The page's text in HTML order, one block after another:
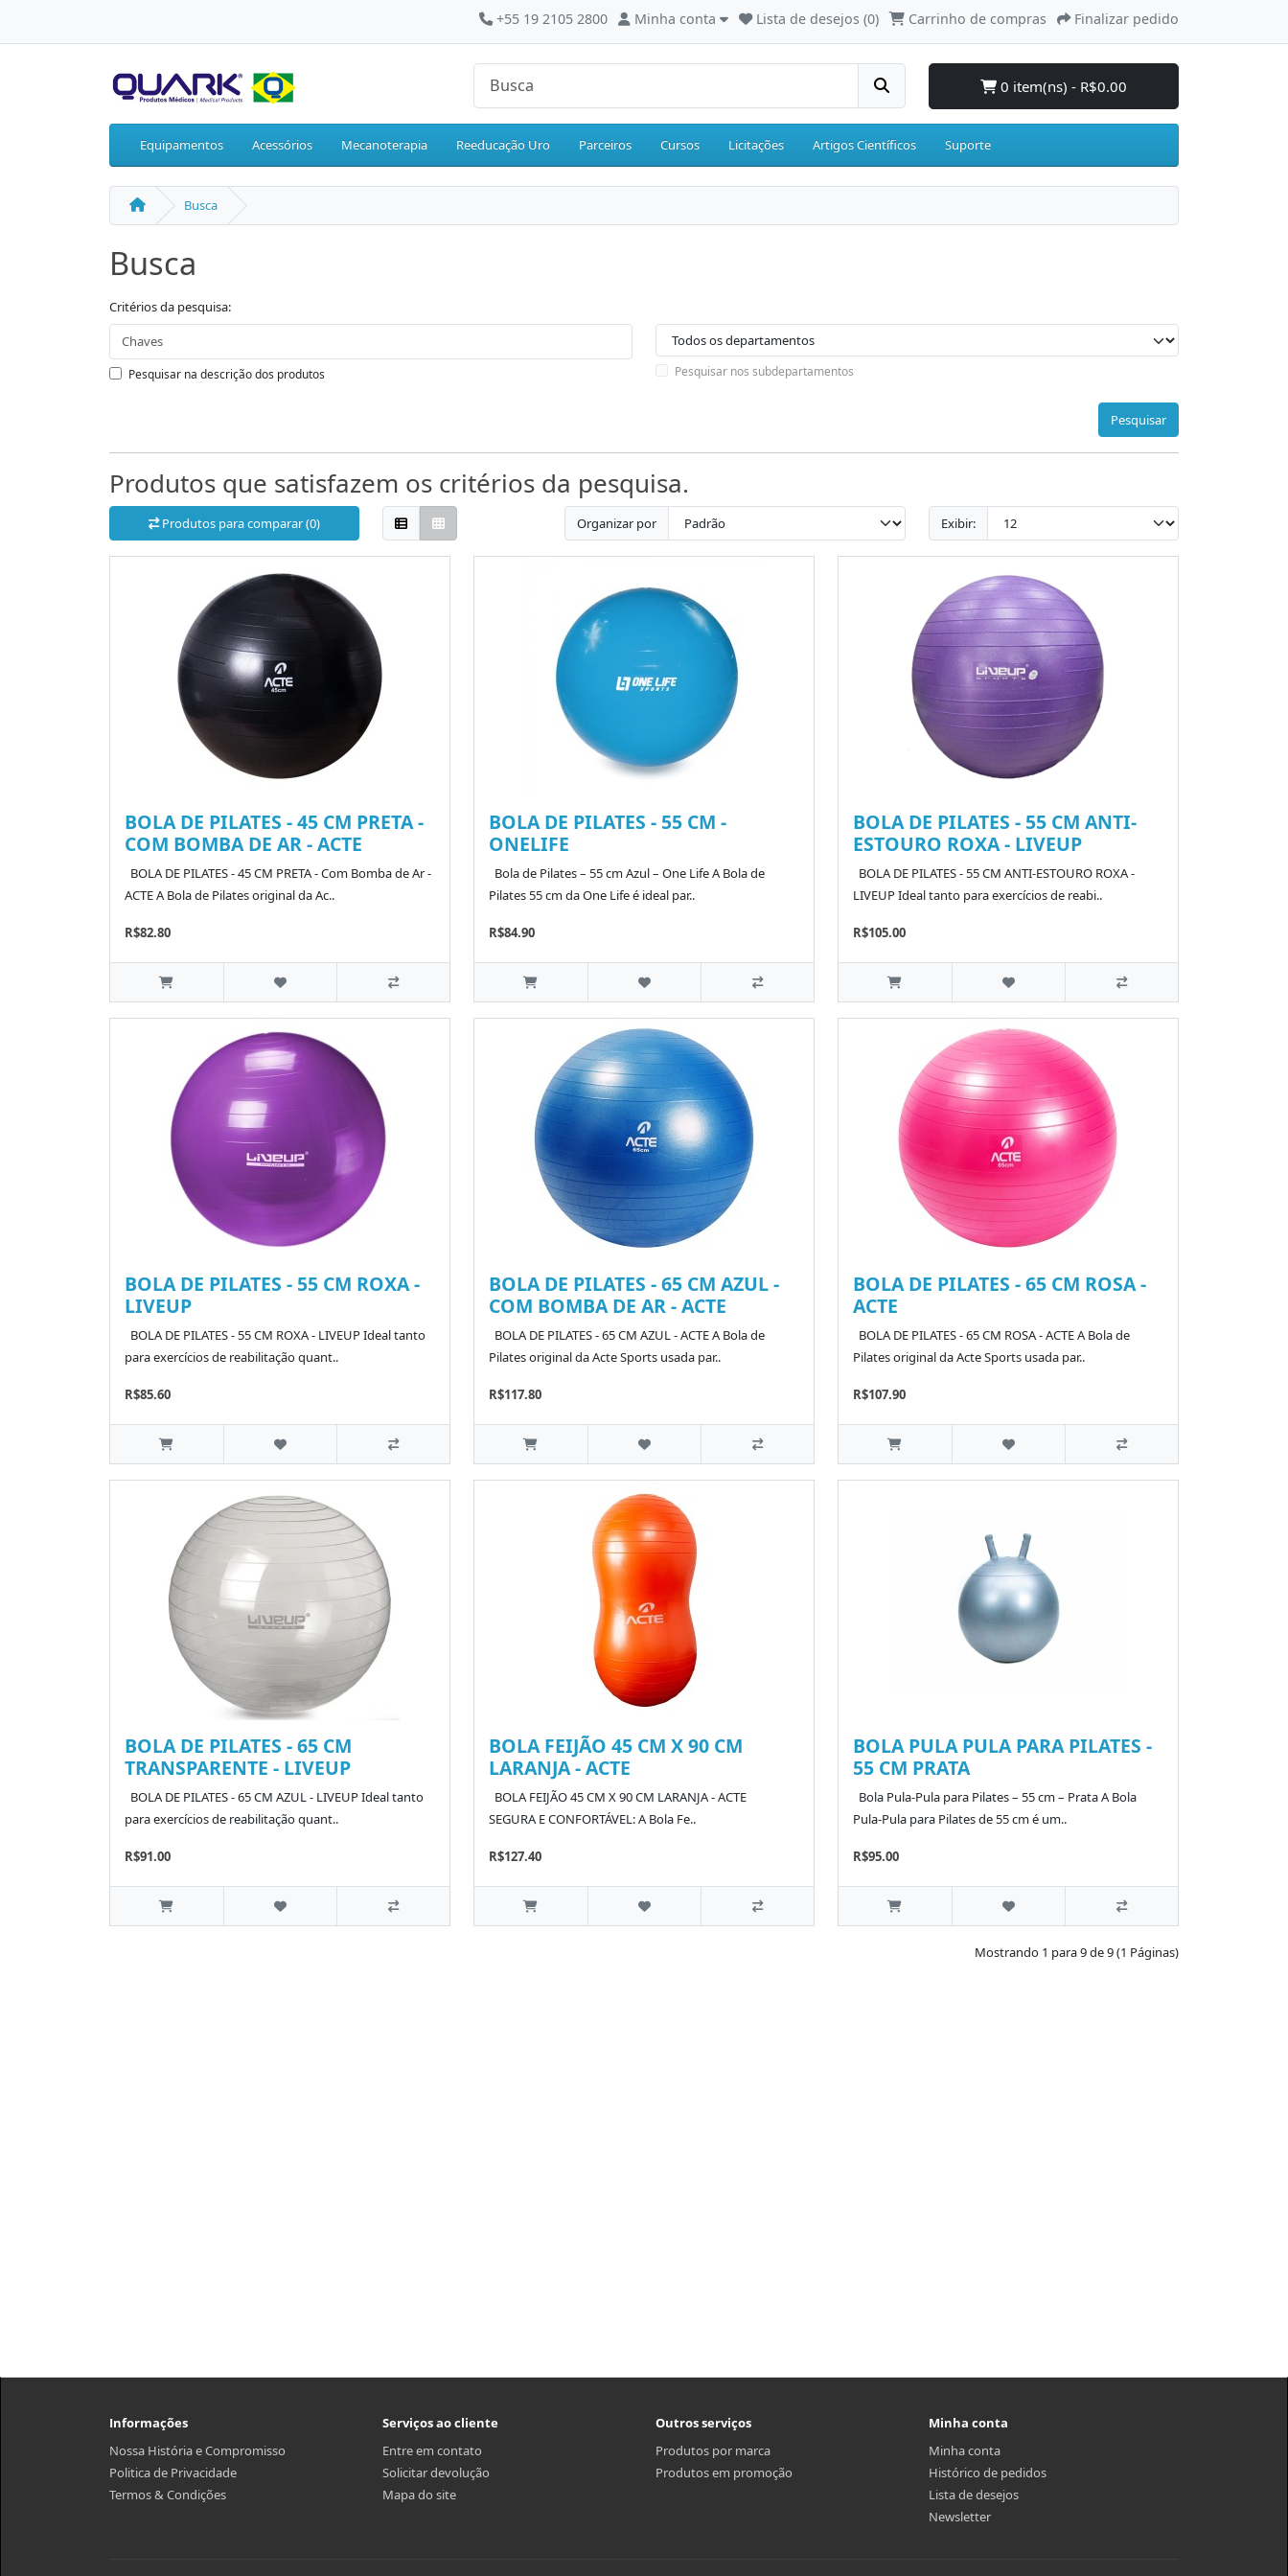
+55 19 2105 2800 Minha conta Lista de desejos (0) Carrinho de compras Finalizar pedido
0 item(ns) - R$0.00
Equipamentos Acessórios Mecanoterapia Reeducação Uro Parceiros Cursos Licitações Artigos Científicos Suporte
Busca
Busca
Critérios da pesquisa:
Pesquisar na descrição dos produtos Pesquisar nos subdepartamentos
Pesquisar
Produtos que satisfazem os critérios da pesquisa.
Produtos para comparar (0) Organizar por Exibir:
BOLA DE PILATES - 45 CM PRETA -
COM BOMBA DE AR - ACTE
BOLA DE PILATES - 45 CM PRETA - Com Bomba de Ar -
ACTE A Bola de Pilates original da Ac..
R$82.80
BOLA DE PILATES - 55 CM -
ONELIFE
Bola de Pilates – 55 cm Azul – One Life A Bola de
Pilates 55 cm da One Life é ideal par..
R$84.90
BOLA DE PILATES - 55 CM ANTI-
ESTOURO ROXA - LIVEUP
BOLA DE PILATES - 55 CM ANTI-ESTOURO ROXA -
LIVEUP Ideal tanto para exercícios de reabi..
R$105.00
BOLA DE PILATES - 55 CM ROXA -
LIVEUP
BOLA DE PILATES - 55 CM ROXA - LIVEUP Ideal tanto
para exercícios de reabilitação quant..
R$85.60
BOLA DE PILATES - 65 CM AZUL -
COM BOMBA DE AR - ACTE
BOLA DE PILATES - 65 CM AZUL - ACTE A Bola de
Pilates original da Acte Sports usada par..
R$117.80
BOLA DE PILATES - 65 CM ROSA -
ACTE
BOLA DE PILATES - 65 CM ROSA - ACTE A Bola de
Pilates original da Acte Sports usada par..
R$107.90
BOLA DE PILATES - 65 CM
TRANSPARENTE - LIVEUP
BOLA DE PILATES - 65 CM AZUL - LIVEUP Ideal tanto
para exercícios de reabilitação quant..
R$91.00
BOLA FEIJÃO 45 CM X 90 CM
LARANJA - ACTE
BOLA FEIJÃO 45 CM X 90 CM LARANJA - ACTE
SEGURA E CONFORTÁVEL: A Bola Fe..
R$127.40
BOLA PULA PULA PARA PILATES -
55 CM PRATA
Bola Pula-Pula para Pilates – 55 cm – Prata A Bola
Pula-Pula para Pilates de 55 cm é um..
R$95.00
Mostrando 1 para 9 de 9 (1 Páginas)
Informações
Nossa História e Compromisso
Politica de Privacidade
Termos & Condições
Serviços ao cliente
Entre em contato
Solicitar devolução
Mapa do site
Outros serviços
Produtos por marca
Produtos em promoção
Minha conta
Minha conta
Histórico de pedidos
Lista de desejos
Newsletter